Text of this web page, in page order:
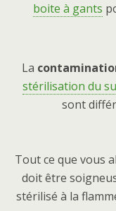
boite à gants
La
stérilisation du
sont
Tout ce que vous
doit être
stérilisé à la